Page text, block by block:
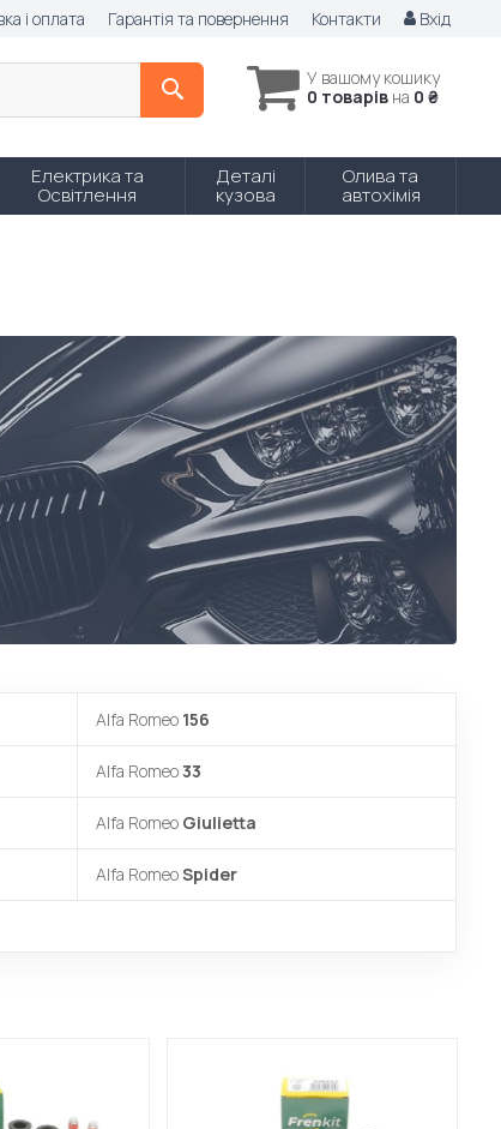
і оплата Гарантія та повернення Контакти Вхід
У вашому кошику
0 товарів на 0 ₴
Електрика та
Освітлення
Деталі
кузова
Олива та
автохімія
Alfa Romeo 156
Alfa Romeo33
Alfa Romeo Giulietta
Alfa RomeoSpider